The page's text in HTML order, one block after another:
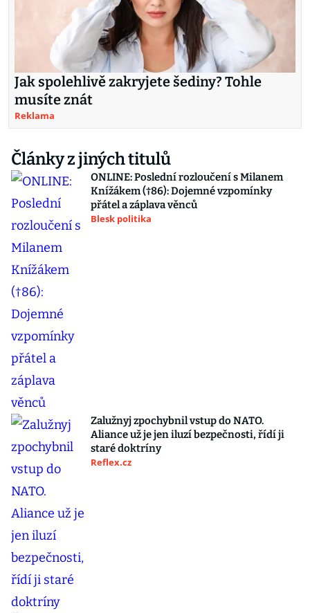
Jak spolehlivě zakryjete šediny? Tohle
musíte znát
Reklama
Články z jiných titulů
ONLINE: Poslední rozloučení s Milanem
Knížákem (†86): Dojemné vzpomínky
přátel a záplava věnců
Blesk politika
Zalužnyj zpochybnil vstup do NATO.
Aliance už je jen iluzí bezpečnosti, řídí ji
staré doktríny
Reflex.cz